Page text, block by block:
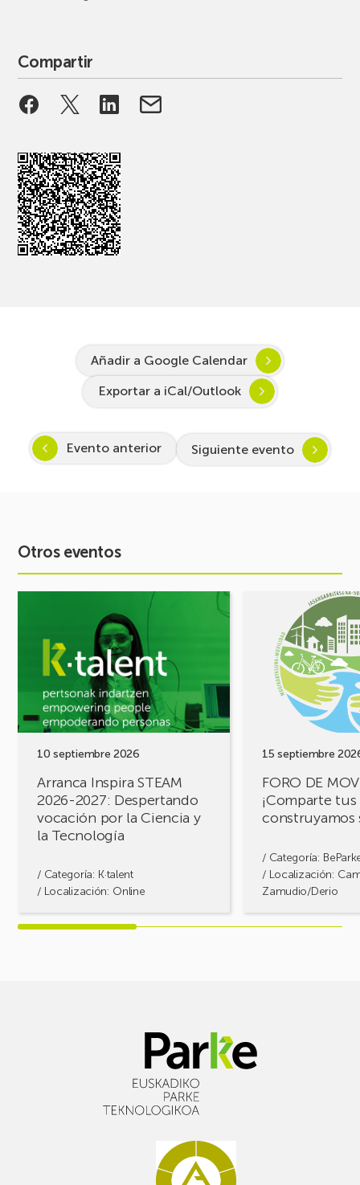
Compartir
Añadir a Google Calendar
Exportar a iCal/Outlook
Evento anterior Siguiente evento
Otros eventos
10 septiembre 2026
Arranca Inspira STEAM
2026-2027: Despertando
vocación por la Ciencia y
la Tecnología
/ Categoría: K·talent
/ Localización: Online
STEAM
2027:
Despertando
vocación
Ciencia
Tecnología
15 septiembre
FORO DE
¡Comparte
construyamos
/ Categoría:
/ Localización:
Zamudio/Derio
MOVILIDAD
¡Comparte
soluciones!